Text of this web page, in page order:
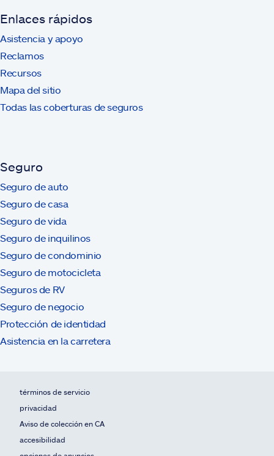
Enlaces rápidos
Asistencia y apoyo
Reclamos
Recursos
Mapa del sitio
Todas las coberturas de seguros
Seguro
Seguro de auto
Seguro de casa
Seguro de vida
Seguro de inquilinos
Seguro de condominio
Seguro de motocicleta
Seguros de RV
Seguro de negocio
Protección de identidad
Asistencia en la carretera
términos de servicio
privacidad
Aviso de colección en CA
accesibilidad